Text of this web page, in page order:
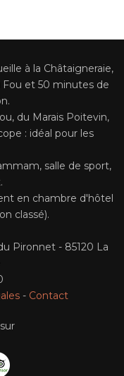
à la Châtaigneraie,
et 50 minutes de
du Marais Poitevin,
: idéal pour les
salle de sport,
en chambre d'hôtel
classé).
Pironnet - 85120 La
- Contact